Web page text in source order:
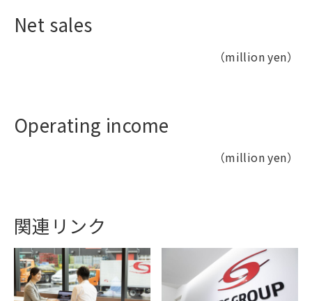
Net sales
（million yen）
Operating income
（million yen）
関連リンク